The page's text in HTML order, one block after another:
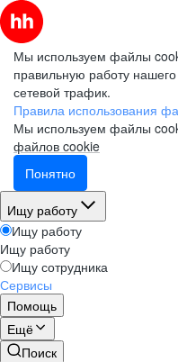
Мы используем файлы
правильную работу
сетевой трафик.
Правила использования
Мы используем файлы
файлов cookie
Понятно
Ищу работу
Ищу работу
Ищу работу
Ищу сотрудника
Сервисы
Помощь
Ещё
Поиск